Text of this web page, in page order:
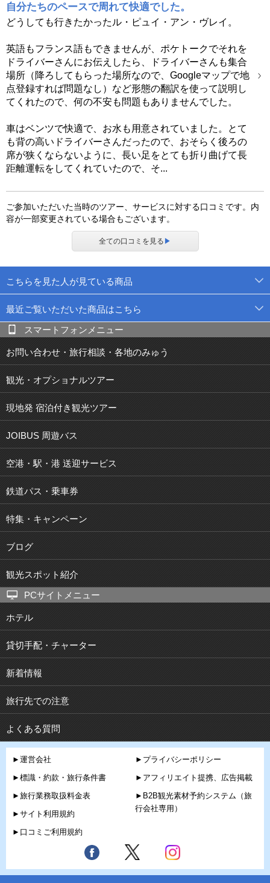
自分たちのペースで周れて快適でした。
どうしても行きたかったル・ピュイ・アン・ヴレイ。
英語もフランス語もできませんが、ポケトークでそれを
ドライバーさんにお伝えしたら、ドライバーさんも集合
場所（降ろしてもらった場所なので、Googleマップで地
点登録すれば問題なし）など形態の翻訳を使って説明し
てくれたので、何の不安も問題もありませんでした。
車はベンツで快適で、お水も用意されていました。とて
も背の高いドライバーさんだったので、おそらく後ろの
席が狭くならないように、長い足をとても折り曲げて長
距離運転をしてくれていたので、そ...
ご参加いただいた当時のツアー、サービスに対する口コミです。内
容が一部変更されている場合もございます。
全ての口コミを見る ▶
こちらを見た人が見ている商品
最近ご覧いただいた商品はこちら
スマートフォンメニュー
お問い合わせ・旅行相談・各地のみゅう
観光・オプショナルツアー
現地発 宿泊付き観光ツアー
JOIBUS 周遊バス
空港・駅・港 送迎サービス
鉄道パス・乗車券
特集・キャンペーン
ブログ
観光スポット紹介
PCサイトメニュー
ホテル
貸切手配・チャーター
新着情報
旅行先での注意
よくある質問
►運営会社
►標識・約款・旅行条件書
►旅行業務取扱料金表
►サイト利用規約
►口コミご利用規約
►プライバシーポリシー
►アフィリエイト提携、広告掲載
►B2B観光素材予約システム（旅
行会社専用）